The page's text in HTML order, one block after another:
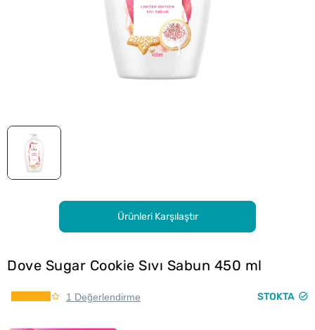
Ürünleri Karşılaştır
Dove Sugar Cookie Sıvı Sabun 450 ml
1 Değerlendirme STOKTA